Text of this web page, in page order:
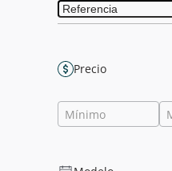
Precio